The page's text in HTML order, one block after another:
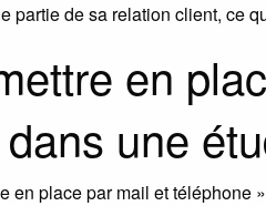
partie de sa relation client, ce
en
une
en place par mail et téléphone